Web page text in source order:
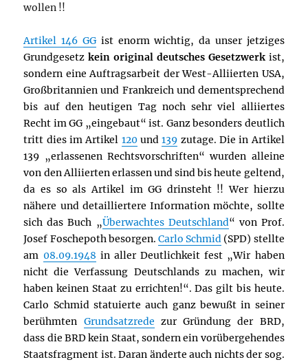
wollen !!
Artikel 146 GGist enorm wichtig, da unser jetziges
Grundgesetzkein original deutsches Gesetzwerkist,
sondern eine Auftragsarbeit der West-Alliierten USA,
Großbritannien und Frankreich und dementsprechend
bis auf den heutigen Tag noch sehr viel alliiertes
Recht im GG „eingebaut“ ist. Ganz besonders deutlich
tritt dies im Artikel 120und139 zutage. Die in Artikel
139 „erlassenen Rechtsvorschriften“ wurden alleine
von den Alliierten erlassen und sind bis heute geltend,
da es so als Artikel im GG drinsteht !! Wer hierzu
nähere und detailliertere Information möchte, sollte
sich das Buch „Überwachtes Deutschland“ von Prof.
Josef Foschepoth besorgen. Carlo Schmid (SPD) stellte
am 08.09.1948 in aller Deutlichkeit fest „Wir haben
nicht die Verfassung Deutschlands zu machen, wir
haben keinen Staat zu errichten!“. Das gilt bis heute.
Carlo Schmid statuierte auch ganz bewußt in seiner
berühmten Grundsatzrede zur Gründung der BRD,
dass die BRD kein Staat, sondern ein vorübergehendes
Staatsfragment ist. Daran änderte auch nichts der sog.